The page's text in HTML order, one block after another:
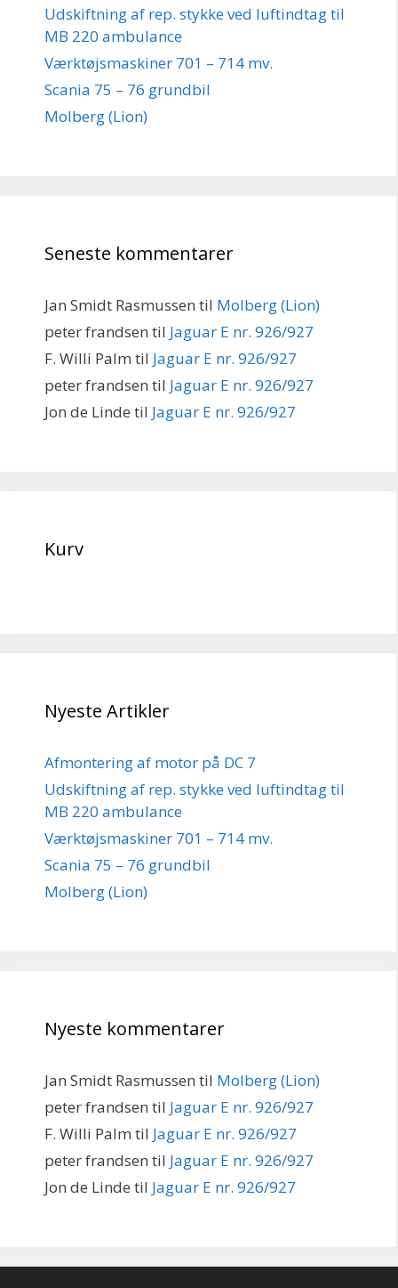
Udskiftning af rep. stykke ved luftindtag til
MB 220 ambulance
Værktøjsmaskiner 701 – 714 mv.
Scania 75 – 76 grundbil
Molberg (Lion)
Seneste kommentarer
Jan Smidt Rasmussen til Molberg (Lion)
peter frandsen til Jaguar E nr. 926/927
F. Willi Palm til Jaguar E nr. 926/927
peter frandsen til Jaguar E nr. 926/927
Jon de Linde til Jaguar E nr. 926/927
Kurv
Nyeste Artikler
Afmontering af motor på DC 7
Udskiftning af rep. stykke ved luftindtag til
MB 220 ambulance
Værktøjsmaskiner 701 – 714 mv.
Scania 75 – 76 grundbil
Molberg (Lion)
Nyeste kommentarer
Jan Smidt Rasmussen til Molberg (Lion)
peter frandsen til Jaguar E nr. 926/927
F. Willi Palm til Jaguar E nr. 926/927
peter frandsen til Jaguar E nr. 926/927
Jon de Linde til Jaguar E nr. 926/927